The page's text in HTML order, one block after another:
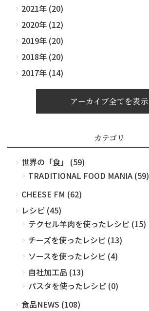
2021年 (20)
2020年 (12)
2019年 (20)
2018年 (20)
2017年 (14)
アーカイブ全てを表示
カテゴリ
世界の「食」 (59)
TRADITIONAL FOOD MANIA (59)
CHEESE FM (62)
レシピ (45)
テクセル羊肉を使ったレシピ (15)
チーズを使ったレシピ (13)
ソースを使ったレシピ (4)
自社加工品 (13)
パスタを使ったレシピ (0)
食品NEWS (108)